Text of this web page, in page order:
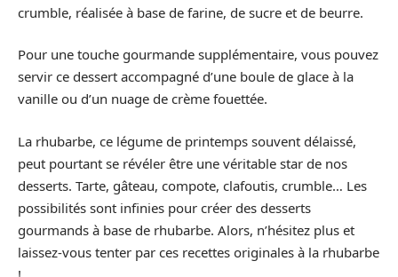
crumble, réalisée à base de farine, de sucre et de beurre.
Pour une touche gourmande supplémentaire, vous pouvez
servir ce dessert accompagné d’une boule de glace à la
vanille ou d’un nuage de crème fouettée.
La rhubarbe, ce légume de printemps souvent délaissé,
peut pourtant se révéler être une véritable star de nos
desserts. Tarte, gâteau, compote, clafoutis, crumble… Les
possibilités sont infinies pour créer des desserts
gourmands à base de rhubarbe. Alors, n’hésitez plus et
laissez-vous tenter par ces recettes originales à la rhubarbe